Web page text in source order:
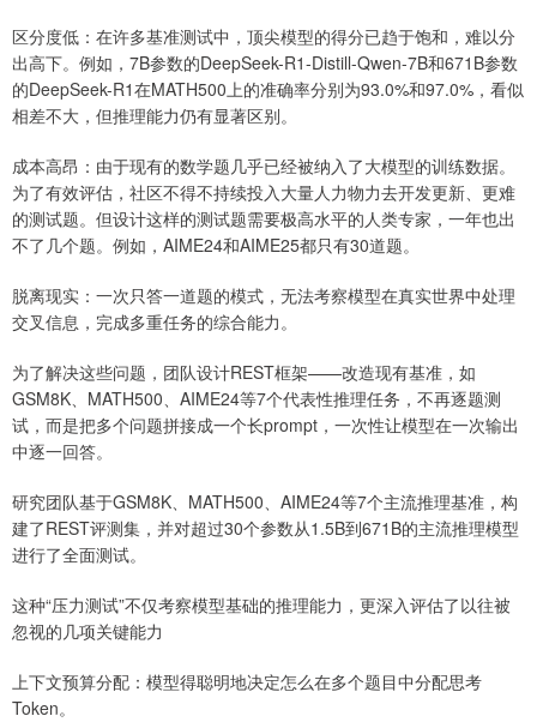
区分度低：在许多基准测试中，顶尖模型的得分已趋于饱和，难以分
出高下。例如，7B参数的DeepSeek-R1-Distill-Qwen-7B和671B参数
的DeepSeek-R1在MATH500上的准确率分别为93.0%和97.0%，看似
相差不大，但推理能力仍有显著区别。
成本高昂：由于现有的数学题几乎已经被纳入了大模型的训练数据。
为了有效评估，社区不得不持续投入大量人力物力去开发更新、更难
的测试题。但设计这样的测试题需要极高水平的人类专家，一年也出
不了几个题。例如，AIME24和AIME25都只有30道题。
脱离现实：一次只答一道题的模式，无法考察模型在真实世界中处理
交叉信息，完成多重任务的综合能力。
为了解决这些问题，团队设计REST框架——改造现有基准，如
GSM8K、MATH500、AIME24等7个代表性推理任务，不再逐题测
试，而是把多个问题拼接成一个长prompt，一次性让模型在一次输出
中逐一回答。
研究团队基于GSM8K、MATH500、AIME24等7个主流推理基准，构
建了REST评测集，并对超过30个参数从1.5B到671B的主流推理模型
进行了全面测试。
这种“压力测试”不仅考察模型基础的推理能力，更深入评估了以往被
忽视的几项关键能力
上下文预算分配：模型得聪明地决定怎么在多个题目中分配思考
Token。